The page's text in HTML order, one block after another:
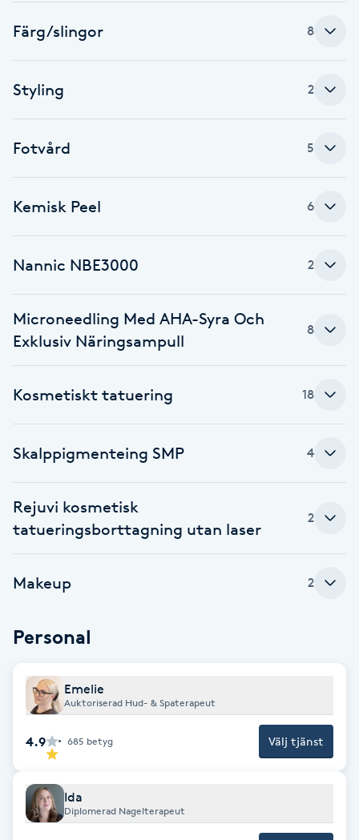
F
Face framing
Fet hårbotten
Fibromassage
Fotmassage
Fransar
Fransborttagning
Fransfärgning
Fransförlängning Megavolym
Fransförlängning Volym
Fransk manikyr
Fransrengöring
Frekvensterapi
Färg/slingor 8
Styling 2
Fotvård 5
Kemisk Peel 6
Nannic NBE3000 2
Microneedling Med AHA-Syra Och
Exklusiv Näringsampull
8
Kosmetiskt tatuering 18
Skalppigmenteing SMP 4
Rejuvi kosmetisk
tatueringsborttagning utan laser
2
Makeup 2
Personal
Emelie
Auktoriserad Hud- & Spaterapeut
4.9 685 betyg Välj tjänst
Ida
Diplomerad Nagelterapeut